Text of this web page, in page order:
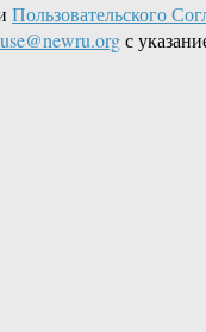
Пользовательского
с